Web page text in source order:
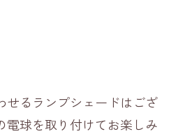
るランプシェードはござ
電球を取り付けてお楽しみ